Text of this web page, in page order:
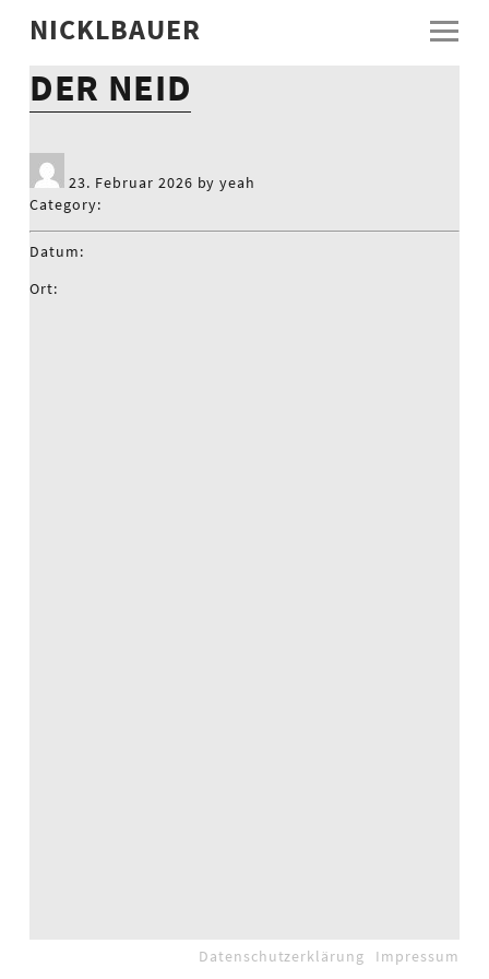
NICKLBAUER
DER NEID
23. Februar 2026 by yeah
Category:
Datum:
Ort:
Datenschutzerklärung Impressum